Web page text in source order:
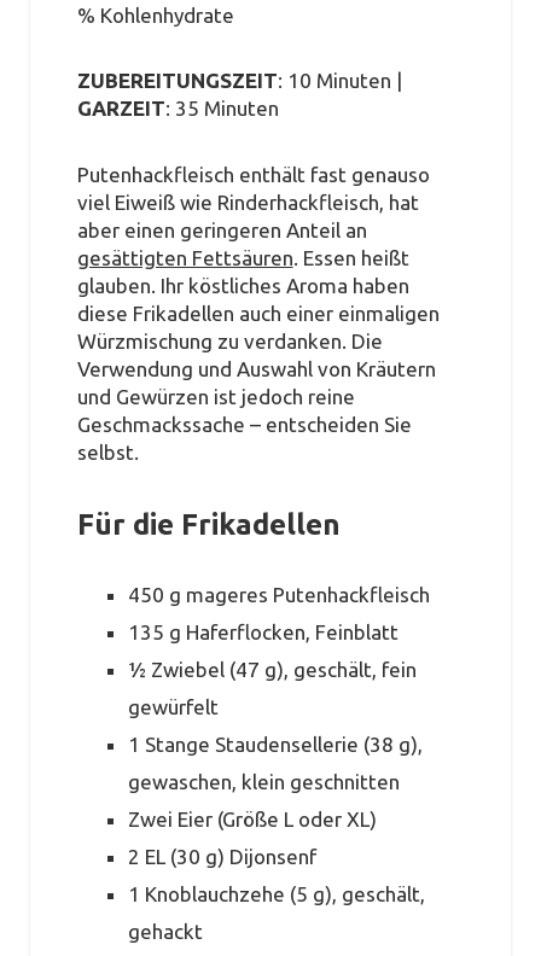
% Kohlenhydrate
ZUBEREITUNGSZEIT: 10 Minuten |
GARZEIT: 35 Minuten
Putenhackfleisch enthält fast genauso
viel Eiweiß wie Rinderhackfleisch, hat
aber einen geringeren Anteil an
gesättigten Fettsäuren . Essen heißt
glauben. Ihr köstliches Aroma haben
diese Frikadellen auch einer einmaligen
Würzmischung zu verdanken. Die
Verwendung und Auswahl von Kräutern
und Gewürzen ist jedoch reine
Geschmackssache – entscheiden Sie
selbst.
Für die Frikadellen
450 g mageres Putenhackfleisch
135 g Haferflocken, Feinblatt
½ Zwiebel (47 g), geschält, fein
gewürfelt
1 Stange Staudensellerie (38 g),
gewaschen, klein geschnitten
Zwei Eier (Größe L oder XL)
2 EL (30 g) Dijonsenf
1 Knoblauchzehe (5 g), geschält,
gehackt